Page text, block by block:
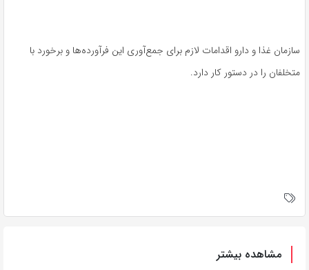
سازمان غذا و دارو اقدامات لازم برای جمع‌آوری این فرآورده‌ها و برخورد با
متخلفان را در دستور کار دارد.
مشاهده بیشتر